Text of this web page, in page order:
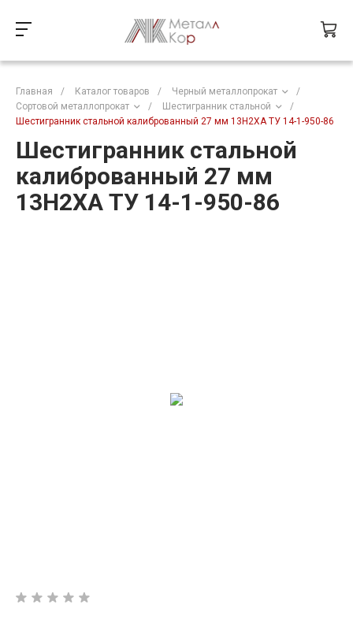
Главная / Каталог товаров / Черный металлопрокат
/
Сортовой металлопрокат
/ Шестигранник стальной
/
Шестигранник стальной калиброванный 27 мм 13Н2ХА ТУ 14-1-950-86
Шестигранник стальной
калиброванный 27 мм
13Н2ХА ТУ 14-1-950-86